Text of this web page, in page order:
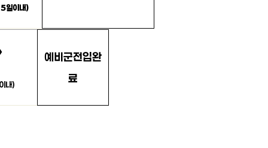
일이내)
이내)
예비군전입완
료